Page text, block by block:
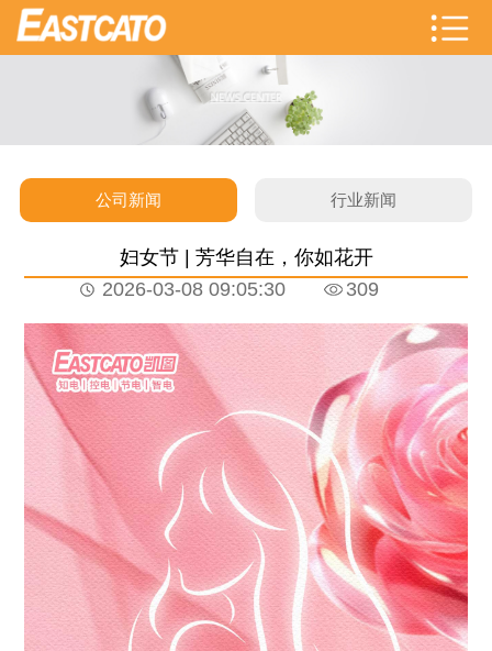
公司新闻 行业新闻
妇女节 | 芳华自在，你如花开
2026-03-08 09:05:30
309